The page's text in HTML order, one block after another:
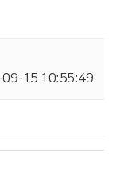
15 10:55:49